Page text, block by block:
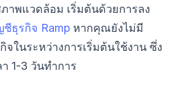
าพแวดล้อม เริ่มต้นด้วยการลง
ธุรกิจ Ramp หากคุณยังไม่มี
จในระหว่างการเริ่มต้นใช้งาน ซึ่ง
1-3 วันทำการ